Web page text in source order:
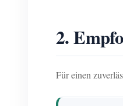
2.
Für einen